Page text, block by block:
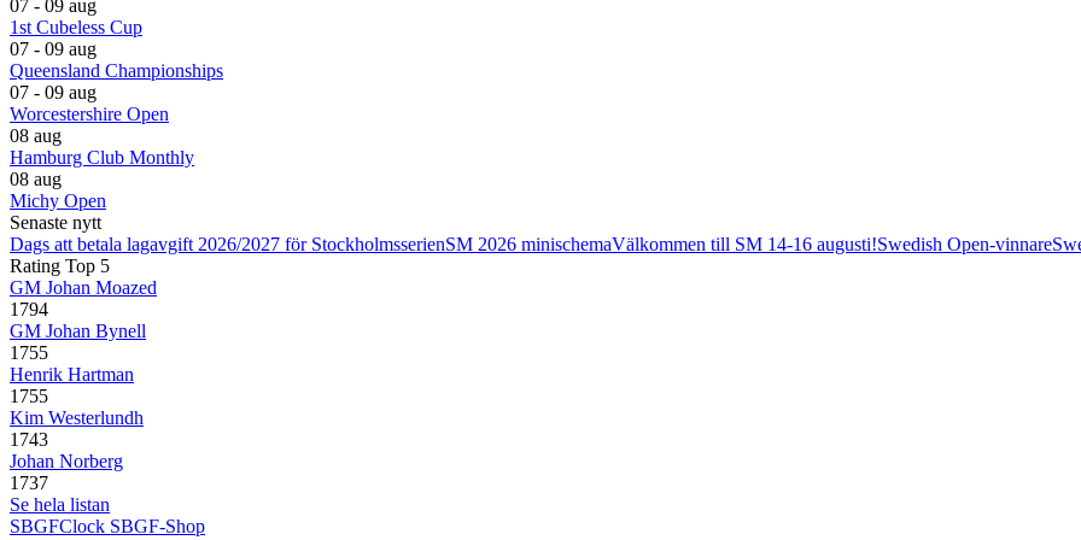
07 - 09 aug
1st Cubeless Cup
07 - 09 aug
Queensland Championships
07 - 09 aug
Worcestershire Open
08 aug
Hamburg Club Monthly
08 aug
Michy Open
Senaste nytt
Dags att betala lagavgift 2026/2027 för StockholmsserienSM 2026 minischemaVälkommen till SM 14-16 augusti!Swedish Open-vinnare
Rating Top 5
GM Johan Moazed
1794
GM Johan Bynell
1755
Henrik Hartman
1755
Kim Westerlundh
1743
Johan Norberg
1737
Se hela listan
SBGFClock SBGF-Shop